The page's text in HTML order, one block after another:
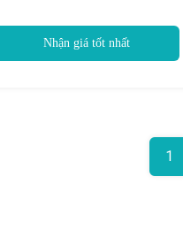
Nhận giá tốt nhất
1